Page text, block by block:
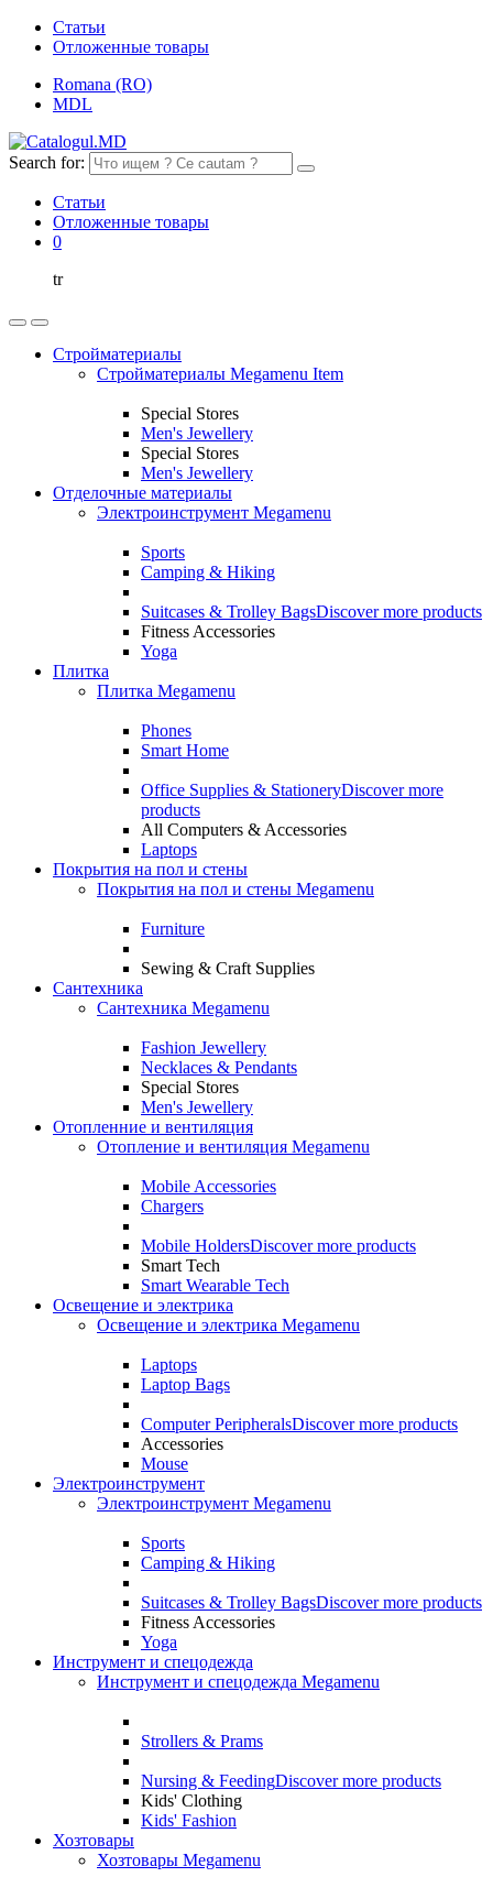
Статьи
Отложенные товары
Romana (RO)
MDL
Search for:
Статьи
Отложенные товары
0
tr
Стройматериалы
Стройматериалы Megamenu Item
Special Stores
Men's Jewellery
Special Stores
Men's Jewellery
Отделочные материалы
Электроинструмент Megamenu
Sports
Camping & Hiking
Suitcases & Trolley BagsDiscover more products
Fitness Accessories
Yoga
Плитка
Плитка Megamenu
Phones
Smart Home
Office Supplies & StationeryDiscover more
products
All Computers & Accessories
Laptops
Покрытия на пол и стены
Покрытия на пол и стены Megamenu
Furniture
Sewing & Craft Supplies
Сантехника
Сантехника Megamenu
Fashion Jewellery
Necklaces & Pendants
Special Stores
Men's Jewellery
Отопленние и вентиляция
Отопление и вентиляция Megamenu
Mobile Accessories
Chargers
Mobile HoldersDiscover more products
Smart Tech
Smart Wearable Tech
Освещение и электрика
Освещение и электрика Megamenu
Laptops
Laptop Bags
Computer PeripheralsDiscover more products
Accessories
Mouse
Электроинструмент
Электроинструмент Megamenu
Sports
Camping & Hiking
Suitcases & Trolley BagsDiscover more products
Fitness Accessories
Yoga
Инструмент и спецодежда
Инструмент и спецодежда Megamenu
Strollers & Prams
Nursing & FeedingDiscover more products
Kids' Clothing
Kids' Fashion
Хозтовары
Хозтовары Megamenu